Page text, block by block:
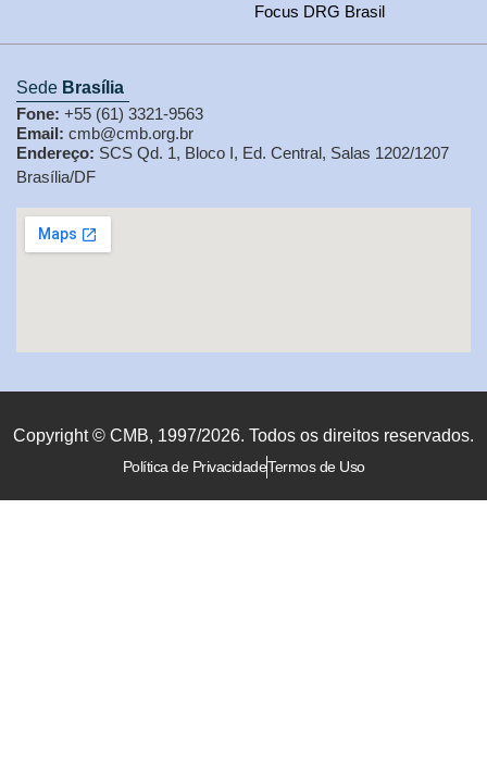
Focus DRG Brasil
Sede Brasília
Fone: +55 (61) 3321-9563
Email: cmb@cmb.org.br
Endereço: SCS Qd. 1, Bloco I, Ed. Central, Salas 1202/1207
Brasília/DF
Copyright © CMB, 1997/2026. Todos os direitos reservados.
Política de PrivacidadeTermos de Uso